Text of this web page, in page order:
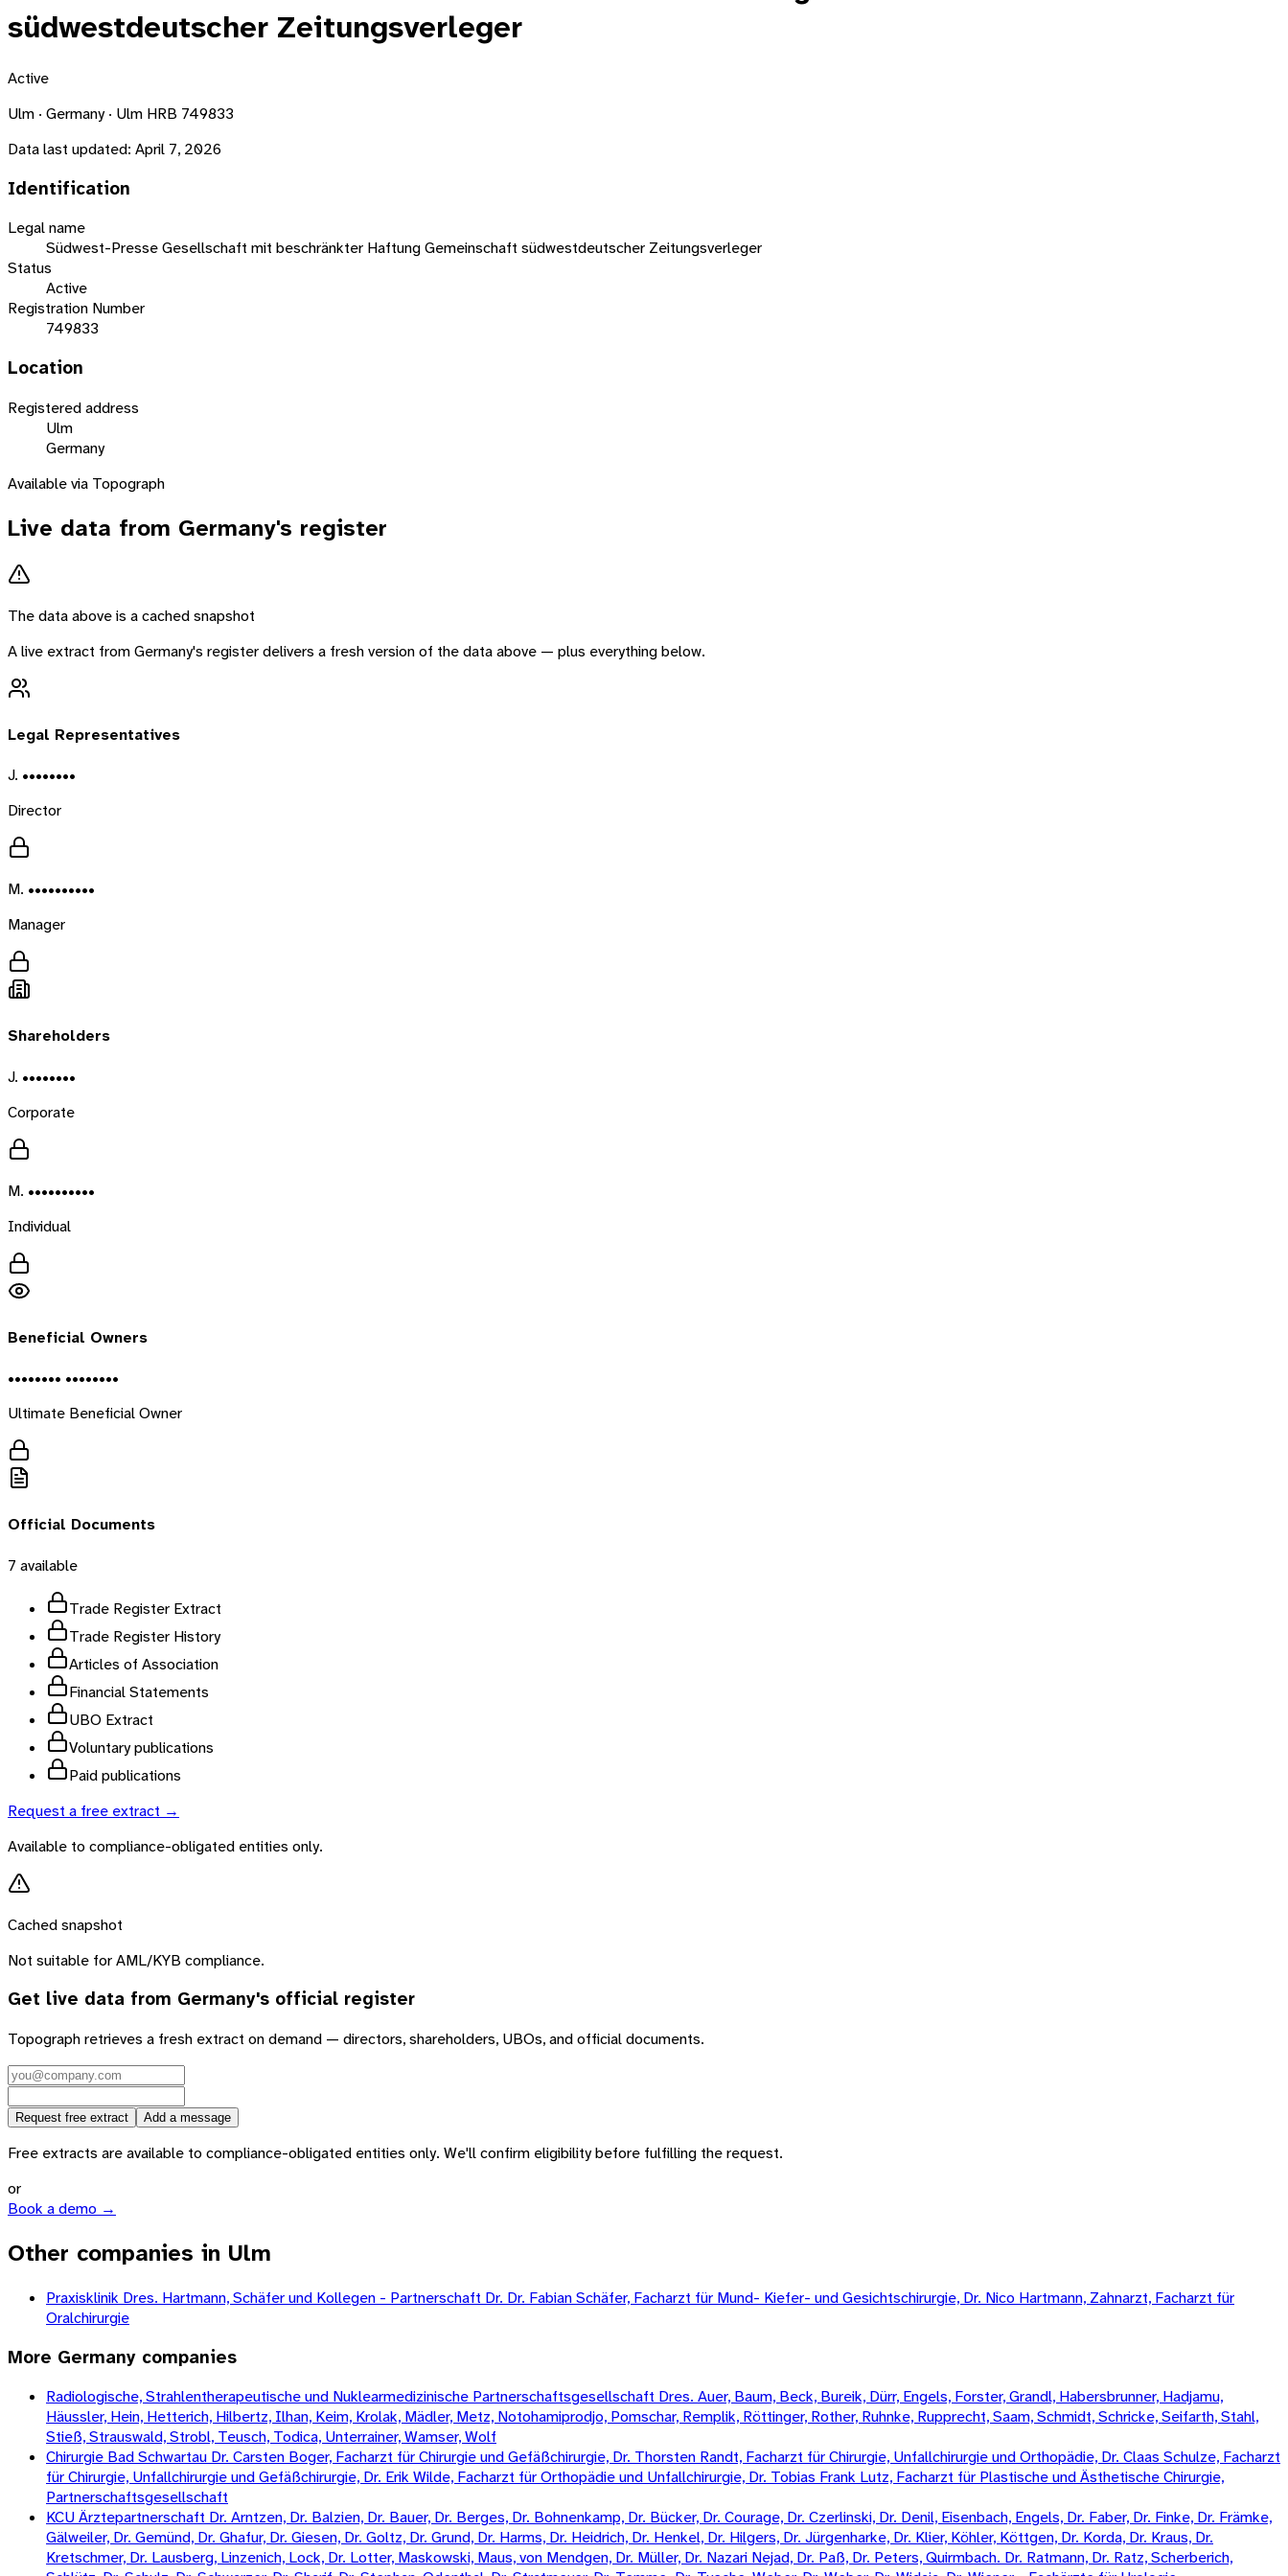
südwestdeutscher Zeitungsverleger
Active
Ulm · Germany · Ulm HRB 749833
Data last updated: April 7, 2026
Identification
Legal name
Südwest-Presse Gesellschaft mit beschränkter Haftung Gemeinschaft südwestdeutscher Zeitungsverleger
Status
Active
Registration Number
749833
Location
Registered address
Ulm
Germany
Available via Topograph
Live data from Germany's register
The data above is a cached snapshot
A live extract fromGermany's register delivers a fresh version of the data above — plus everything below.
Legal Representatives
J. ••••••••
Director
M. ••••••••••
Manager
Shareholders
J. ••••••••
Corporate
M. ••••••••••
Individual
Beneficial Owners
•••••••• ••••••••
Ultimate Beneficial Owner
Official Documents
7 available
Trade Register Extract
Trade Register History
Articles of Association
Financial Statements
UBO Extract
Voluntary publications
Paid publications
Request a free extract →
Available to compliance-obligated entities only.
Cached snapshot
Not suitable for AML/KYB compliance.
Get live data from Germany's official register
Topograph retrieves a fresh extract on demand — directors, shareholders, UBOs, and official documents.
Request free extract Add a message
Free extracts are available to compliance-obligated entities only. We'll confirm eligibility before fulfilling the request.
or
Book a demo →
Other companies in Ulm
Praxisklinik Dres. Hartmann, Schäfer und Kollegen - Partnerschaft Dr. Dr. Fabian Schäfer, Facharzt für Mund- Kiefer- und Gesichtschirurgie, Dr. Nico Hartmann, Zahnarzt, Facharzt für
Oralchirurgie
More Germany companies
Radiologische, Strahlentherapeutische und Nuklearmedizinische Partnerschaftsgesellschaft Dres. Auer, Baum, Beck, Bureik, Dürr, Engels, Forster, Grandl, Habersbrunner, Hadjamu,
Häussler, Hein, Hetterich, Hilbertz, Ilhan, Keim, Krolak, Mädler, Metz, Notohamiprodjo, Pomschar, Remplik, Röttinger, Rother, Ruhnke, Rupprecht, Saam, Schmidt, Schricke, Seifarth, Stahl,
Stieß, Strauswald, Strobl, Teusch, Todica, Unterrainer, Wamser, Wolf
Chirurgie Bad Schwartau Dr. Carsten Boger, Facharzt für Chirurgie und Gefäßchirurgie, Dr. Thorsten Randt, Facharzt für Chirurgie, Unfallchirurgie und Orthopädie, Dr. Claas Schulze, Facharzt
für Chirurgie, Unfallchirurgie und Gefäßchirurgie, Dr. Erik Wilde, Facharzt für Orthopädie und Unfallchirurgie, Dr. Tobias Frank Lutz, Facharzt für Plastische und Ästhetische Chirurgie,
Partnerschaftsgesellschaft
KCU Ärztepartnerschaft Dr. Arntzen, Dr. Balzien, Dr. Bauer, Dr. Berges, Dr. Bohnenkamp, Dr. Bücker, Dr. Courage, Dr. Czerlinski, Dr. Denil, Eisenbach, Engels, Dr. Faber, Dr. Finke, Dr. Främke,
Gälweiler, Dr. Gemünd, Dr. Ghafur, Dr. Giesen, Dr. Goltz, Dr. Grund, Dr. Harms, Dr. Heidrich, Dr. Henkel, Dr. Hilgers, Dr. Jürgenharke, Dr. Klier, Köhler, Köttgen, Dr. Korda, Dr. Kraus, Dr.
Kretschmer, Dr. Lausberg, Linzenich, Lock, Dr. Lotter, Maskowski, Maus, von Mendgen, Dr. Müller, Dr. Nazari Nejad, Dr. Paß, Dr. Peters, Quirmbach. Dr. Ratmann, Dr. Ratz, Scherberich,